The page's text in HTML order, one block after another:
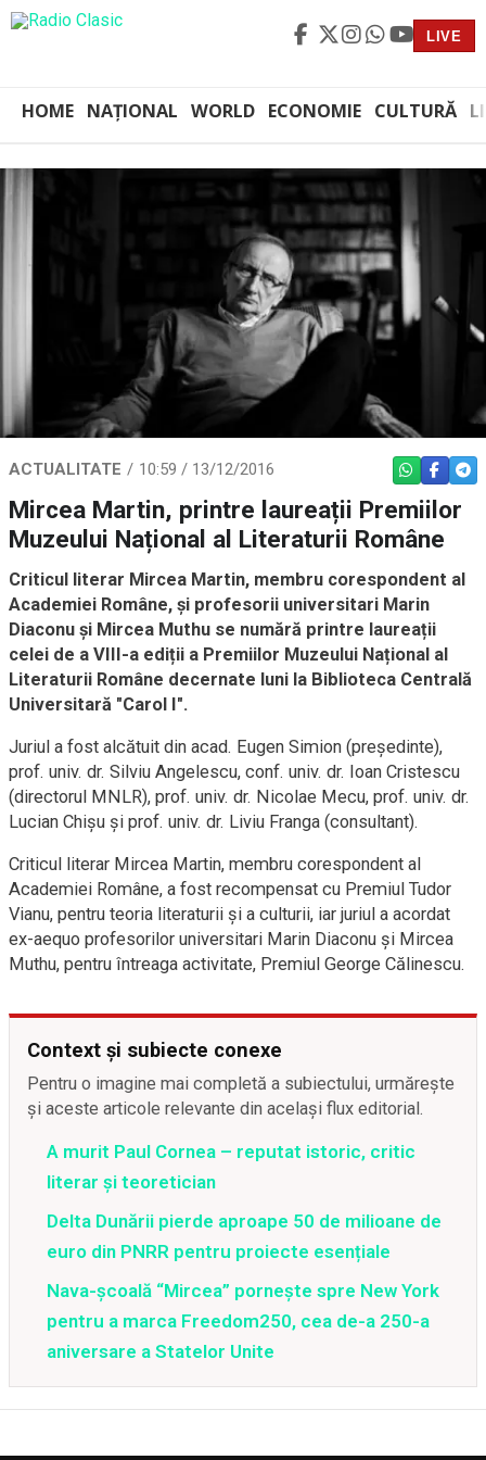
LIVE
HOME NAȚIONAL WORLD ECONOMIE CULTURĂ
ACTUALITATE 10:59 / 13/12/2016 WHATSAPP
Mircea Martin, printre laureații Premiilor
Muzeului Național al Literaturii Române
Criticul literar Mircea Martin, membru corespondent al
Academiei Române, și profesorii universitari Marin
Diaconu și Mircea Muthu se numără printre laureații
celei de a VIII-a ediții a Premiilor Muzeului Național al
Literaturii Române decernate luni la Biblioteca Centrală
Universitară "Carol I".
Juriul a fost alcătuit din acad. Eugen Simion (președinte),
prof. univ. dr. Silviu Angelescu, conf. univ. dr. Ioan Cristescu
(directorul MNLR), prof. univ. dr. Nicolae Mecu, prof. univ. dr.
Lucian Chișu și prof. univ. dr. Liviu Franga (consultant).
Criticul literar Mircea Martin, membru corespondent al
Academiei Române, a fost recompensat cu Premiul Tudor
Vianu, pentru teoria literaturii și a culturii, iar juriul a acordat
ex-aequo profesorilor universitari Marin Diaconu și Mircea
Muthu, pentru întreaga activitate, Premiul George Călinescu.
Context și subiecte conexe
Pentru o imagine mai completă a subiectului, urmărește
și aceste articole relevante din același flux editorial.
A murit Paul Cornea – reputat istoric, critic
literar şi teoretician
Delta Dunării pierde aproape 50 de milioane de
euro din PNRR pentru proiecte esențiale
Nava-școală “Mircea” pornește spre New York
pentru a marca Freedom250, cea de-a 250-a
aniversare a Statelor Unite